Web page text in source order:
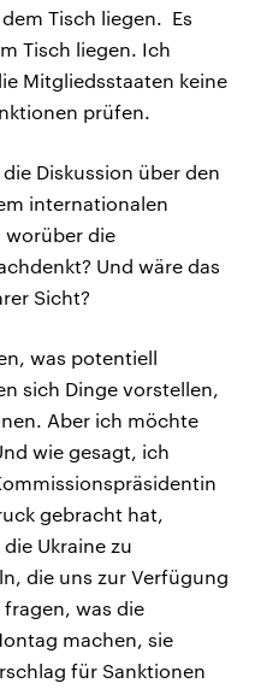
Tisch liegen. Es
Tisch liegen. Ich
Mitgliedsstaaten keine
prüfen.
Diskussion über den
internationalen
worüber die
Und wäre das
Sicht?
was potentiell
sich Dinge vorstellen,
Aber ich möchte
wie gesagt, ich
gebracht hat,
Ukraine zu
die uns zur Verfügung
was die
machen, sie
für Sanktionen